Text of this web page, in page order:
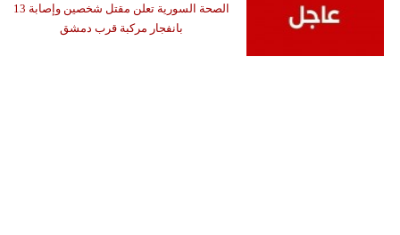
الصحة السورية تعلن مقتل شخصين وإصابة 13
بانفجار مركبة قرب دمشق